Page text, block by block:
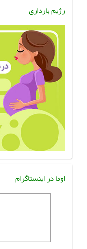
رژیم بارداری
اوما در اینستاگرام